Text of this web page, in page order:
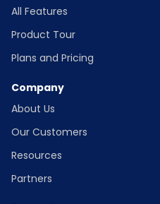
All Features
Product Tour
Plans and Pricing
Company
About Us
Our Customers
Resources
Partners